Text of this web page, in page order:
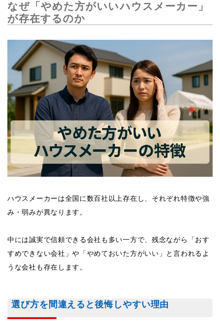
なぜ「やめた方がいいハウスメーカー」
が存在するのか
ハウスメーカーは全国に数百社以上存在し、それぞれ特徴や強
み・弱みが異なります。
中には誠実で信頼できる会社も多い一方で、残念ながら「おす
すめできない会社」や「やめておいた方がいい」と言われるよ
うな会社も存在します。
選び方を間違えると後悔しやすい理由